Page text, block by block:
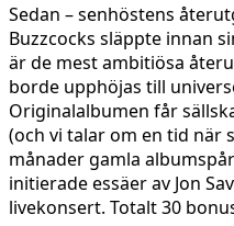
Sedan – senhöstens
Buzzcocks släppte innan
är de mest ambitiösa
borde upphöjas till
Originalalbumen får
(och vi talar om en tid när
månader gamla
initierade essäer av Jon
livekonsert. Totalt 30